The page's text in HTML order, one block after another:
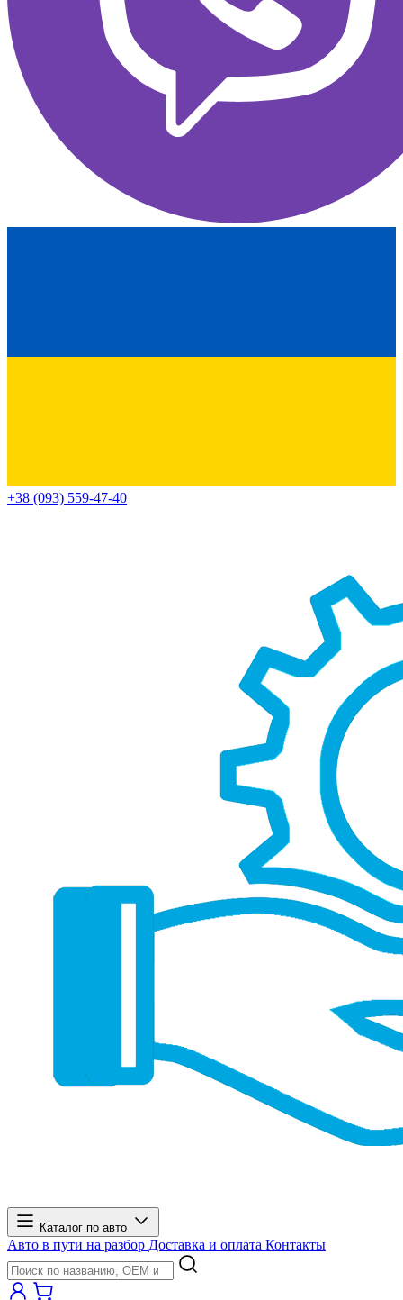
+38 (093) 559-47-40
Каталог по авто
Авто в пути на разбор Доставка и оплата Контакты